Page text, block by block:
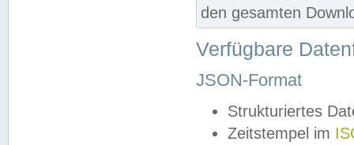
den gesamten
Verfügbare
JSON-Format
Strukturiertes
Zeitstempel im